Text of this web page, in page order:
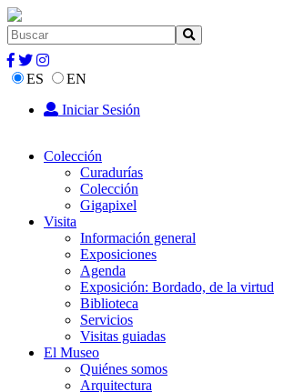
ES
EN
Iniciar Sesión
Colección
Curadurías
Colección
Gigapixel
Visita
Información general
Exposiciones
Agenda
Exposición: Bordado, de la virtud
Biblioteca
Servicios
Visitas guiadas
El Museo
Quiénes somos
Arquitectura